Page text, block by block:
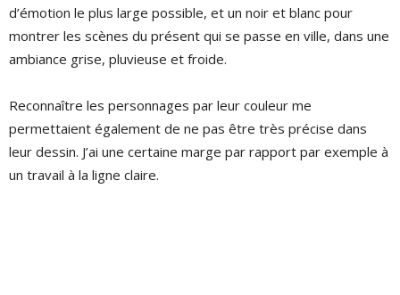
d’émotion le plus large possible, et un noir et blanc pour
montrer les scènes du présent qui se passe en ville, dans une
ambiance grise, pluvieuse et froide.
Reconnaître les personnages par leur couleur me
permettaient également de ne pas être très précise dans
leur dessin. J’ai une certaine marge par rapport par exemple à
un travail à la ligne claire.